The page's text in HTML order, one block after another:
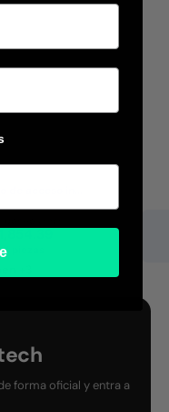
de acceso in...
piezas
forma oficial y entra a